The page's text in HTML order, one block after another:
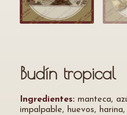
Budín tropical
Ingredientes: manteca,
impalpable, huevos,